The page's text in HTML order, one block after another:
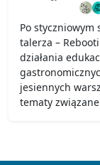
Po styczniowym
talerza –
działania
jesiennych
tematy